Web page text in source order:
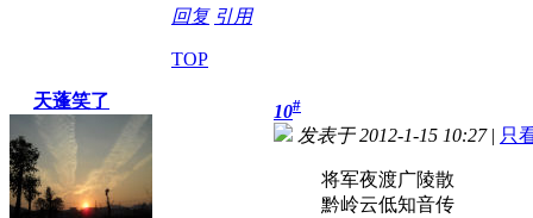
回复 引用
TOP
天蓬笑了
10#
发表于 2012-1-15 10:27| 只
将军夜渡广陵散
黔岭云低知音传